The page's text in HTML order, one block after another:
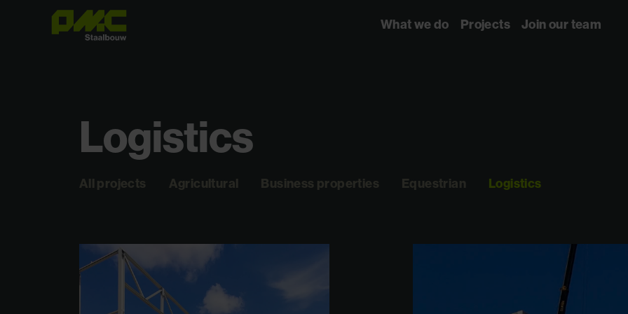
What we do Projects Join our team
Logistics
All projects Agricultural Business properties Equestrian Logistics